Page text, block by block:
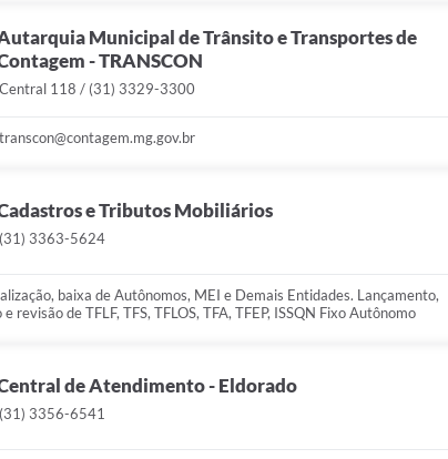
Municipal de Trânsito e Transportes de
- TRANSCON
Central 118 / (31) 3329-3300
e Tributos Mobiliários
(31) 3363-5624
baixa de Autônomos, MEI e Demais Entidades. Lançamento,
revisão de TFLF, TFS, TFLOS, TFA, TFEP, ISSQN Fixo Autônomo
de Atendimento - Eldorado
(31) 3356-6541